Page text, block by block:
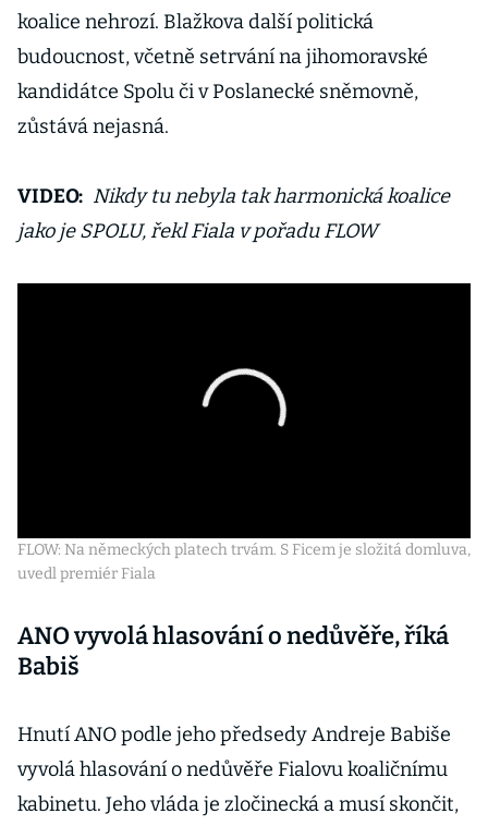
koalice nehrozí. Blažkova další politická
budoucnost, včetně setrvání na jihomoravské
kandidátce Spolu či v Poslanecké sněmovně,
zůstává nejasná.
VIDEO: Nikdy tu nebyla tak harmonická koalice
jako je SPOLU, řekl Fiala v pořadu FLOW
FLOW: Na německých platech trvám. S Ficem je složitá domluva,
uvedl premiér Fiala
ANO vyvolá hlasování o nedůvěře, říká
Babiš
Hnutí ANO podle jeho předsedy Andreje Babiše
vyvolá hlasování o nedůvěře Fialovu koaličnímu
kabinetu. Jeho vláda je zločinecká a musí skončit,